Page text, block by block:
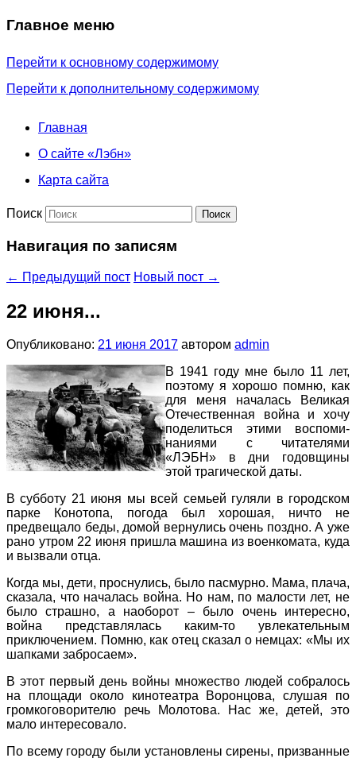
Главное меню
Перейти к основному содержимому
Перейти к дополнительному содержимому
Главная
О сайте «Лэбн»
Карта сайта
Поиск
Навигация по записям
← Предыдущий пост Новый пост →
22 июня...
Опубликовано: 21 июня 2017 автором admin
В 1941 году мне было 11 лет,
поэтому я хорошо помню, как
для меня началась Великая
Отечест­венная война и хочу
поделиться этими воспоми­
наниями с читателями
«ЛЭБН» в дни годовщины
этой трагической даты.
В субботу 21 июня мы всей семьей гуляли в городском
парке Конотопа, погода был хорошая, ничто не
предвещало беды, домой вернулись очень поздно. А уже
рано утром 22 июня пришла маши­на из военкомата, куда
и вызвали отца.
Когда мы, дети, проснулись, было пасмурно. Мама, плача,
сказала, что началась война. Но нам, по малости лет, не
было страшно, а наоборот – было очень интересно,
война представлялась каким-то увлекательным
приключением. Пом­ню, как отец сказал о немцах: «Мы их
шапками забросаем».
В этот первый день войны множество людей собралось
на площади около кинотеатра Воронцо­ва, слушая по
громкоговорителю речь Молотова. Нас же, детей, это
мало интересовало.
По всему городу были установлены сирены, призванные